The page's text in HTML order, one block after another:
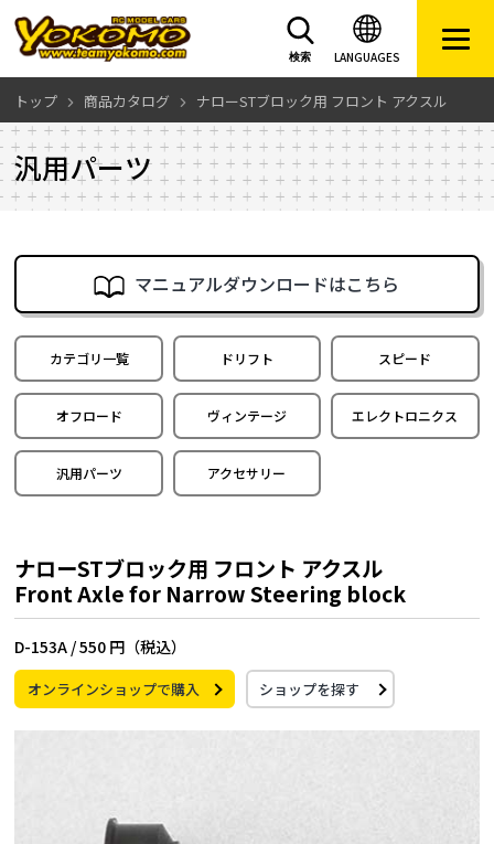
LANGUAGES
検索
トップ 商品カタログ ナローSTブロック用 フロント アクスル
汎用パーツ
マニュアルダウンロードはこちら
カテゴリ一覧 ドリフト スピード
オフロード ヴィンテージ エレクトロニクス
汎用パーツ アクセサリー
ナローSTブロック用 フロント アクスル
Front Axle for Narrow Steering block
D-153A /550 円（税込）
オンラインショップで購入 ショップを探す